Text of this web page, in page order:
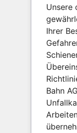
Unsere
Ihrer
Bahn